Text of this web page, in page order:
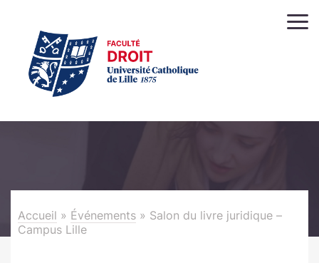
Accueil » Événements » Salon du livre juridique –
Campus Lille